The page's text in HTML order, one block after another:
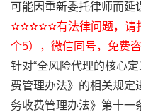
可能因重新委托律师而延
✫✫✫✫✫有法律问题，请
个5），微信同号，免
针对“全风险代理的核心
费管理办法》的相关规定
务收费管理办法》第十一